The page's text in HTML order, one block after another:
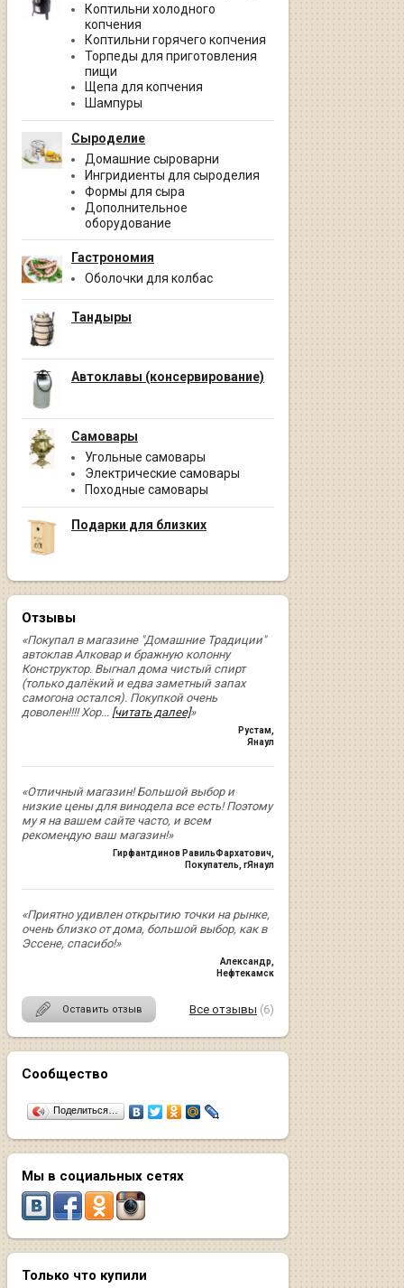
Коптильни холодного
копчения
Коптильни горячего копчения
Торпеды для приготовления
пищи
Щепа для копчения
Шампуры
Сыроделие
Домашние сыроварни
Ингридиенты для сыроделия
Формы для сыра
Дополнительное
оборудование
Гастрономия
Оболочки для колбас
Тандыры
Автоклавы (консервирование)
Самовары
Угольные самовары
Электрические самовары
Походные самовары
Подарки для близких
Отзывы
«Покупал в магазине "Домашние Традиции"
автоклав Алковар и бражную колонну
Конструктор. Выгнал дома чистый спирт
(только далёкий и едва заметный запах
самогона остался). Покупкой очень
доволен!!!! Хор... [читать далее]»
Рустам
Янаул
«Отличный магазин! Большой выбор и
низкие цены для винодела все есть! Поэтому
му я на вашем сайте часто, и всем
рекомендую ваш магазин!»
Гирфантдинов РавильФархатович
Покупатель, гЯнаул
«Приятно удивлен открытию точки на рынке,
очень близко от дома, большой выбор, как в
Эссене, спасибо!»
Александр
Нефтекамск
Оставить отзыв Все отзывы (6)
Сообщество
Поделиться…
Мы в социальных сетях
Только что купили